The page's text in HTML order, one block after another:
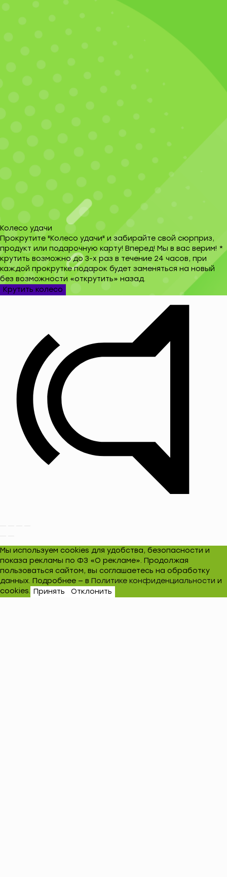
Колесо удачи
Прокрутите "Колесо удачи" и забирайте свой сюрприз,
продукт или подарочную карту! Вперед! Мы в вас верим! *
крутить возможно до 3-х раз в течение 24 часов, при
каждой прокрутке подарок будет заменяться на новый
без возможности «открутить» назад.
Крутить колесо
Мы используем cookies для удобства, безопасности и
показа рекламы по ФЗ «О рекламе». Продолжая
пользоваться сайтом, вы соглашаетесь на обработку
данных. Подробнее — в Политике конфиденциальности и
cookies. Принять Отклонить